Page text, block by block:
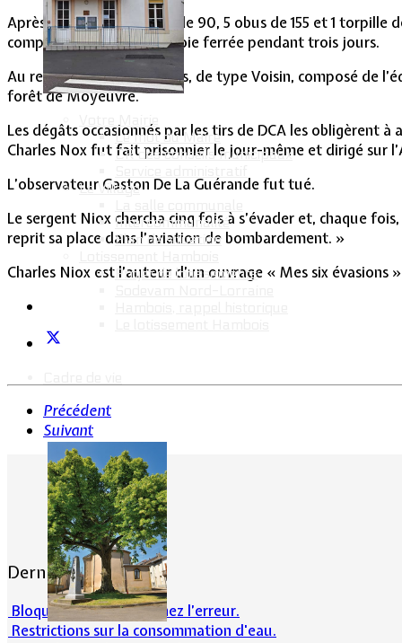
Votre Mairie
Le mot du Maire
CR des conseils municipaux
Le Village
Intercommunalité
Plan de situation
Projet de lotissements
Après avoir lancé 91 obus de 90, 5 obus de 155 et 1
complétement sur cette voie ferrée pendant trois jours.
Au retour, un des appareils, de type Voisin, composé de
forêt de Moyeuvre.
Les dégâts occasionnés par les tirs de DCA les
Charles Nox fut fait prisonnier le jour-même et dirigé sur
L’observateur Gaston De La Guérande fut tué.
Le sergent Niox chercha cinq fois à s’évader et, chaque
reprit sa place dans l’aviation de bombardement. »
Charles Niox est l’auteur d’un ouvrage « Mes six évasions
Précédent
Suivant
Dernières actualités
Bloqué en forêt. Cherchez l’erreur.
Restrictions sur la consommation d'eau.